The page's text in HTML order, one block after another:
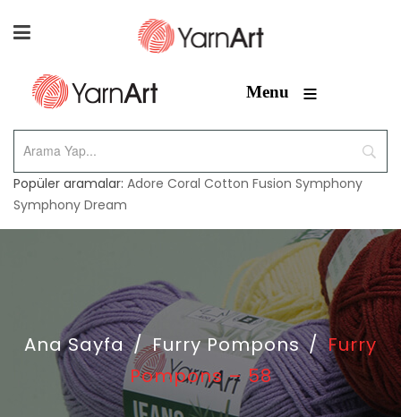
Menu ≡
Popüler aramalar: Adore Coral Cotton Fusion Symphony
Symphony Dream
Ana Sayfa / Furry Pompons / Furry
Pompons – 58